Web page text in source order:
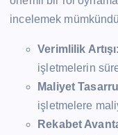
incelemek
Verimlilik Artışı:
işletmelerin
Maliyet
işletmelere
Rekabet